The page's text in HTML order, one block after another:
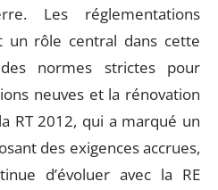
Les réglementations
un rôle central dans cette
normes strictes pour
neuves et la rénovation
RT 2012, qui a marqué un
des exigences accrues,
d’évoluer avec la RE